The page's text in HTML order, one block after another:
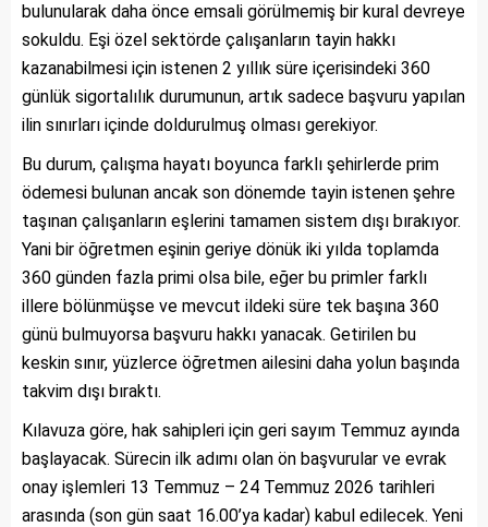
bulunularak daha önce emsali görülmemiş bir kural devreye
sokuldu. Eşi özel sektörde çalışanların tayin hakkı
kazanabilmesi için istenen 2 yıllık süre içerisindeki 360
günlük sigortalılık durumunun, artık sadece başvuru yapılan
ilin sınırları içinde doldurulmuş olması gerekiyor.
Bu durum, çalışma hayatı boyunca farklı şehirlerde prim
ödemesi bulunan ancak son dönemde tayin istenen şehre
taşınan çalışanların eşlerini tamamen sistem dışı bırakıyor.
Yani bir öğretmen eşinin geriye dönük iki yılda toplamda
360 günden fazla primi olsa bile, eğer bu primler farklı
illere bölünmüşse ve mevcut ildeki süre tek başına 360
günü bulmuyorsa başvuru hakkı yanacak. Getirilen bu
keskin sınır, yüzlerce öğretmen ailesini daha yolun başında
takvim dışı bıraktı.
Kılavuza göre, hak sahipleri için geri sayım Temmuz ayında
başlayacak. Sürecin ilk adımı olan ön başvurular ve evrak
onay işlemleri 13 Temmuz – 24 Temmuz 2026 tarihleri
arasında (son gün saat 16.00’ya kadar) kabul edilecek. Yeni